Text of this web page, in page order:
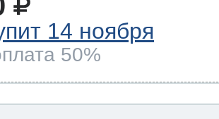
14 ноября
50%